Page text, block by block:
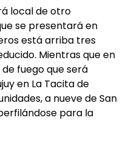
local de otro
se presentará en
está arriba tres
Mientras que en
fuego que será
en La Tacita de
a nueve de San
para la